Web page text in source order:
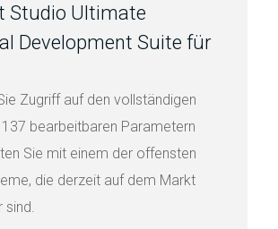
Studio Ultimate
Development Suite für
Zugriff auf den vollständigen
bearbeitbaren Parametern
Sie mit einem der offensten
die derzeit auf dem Markt